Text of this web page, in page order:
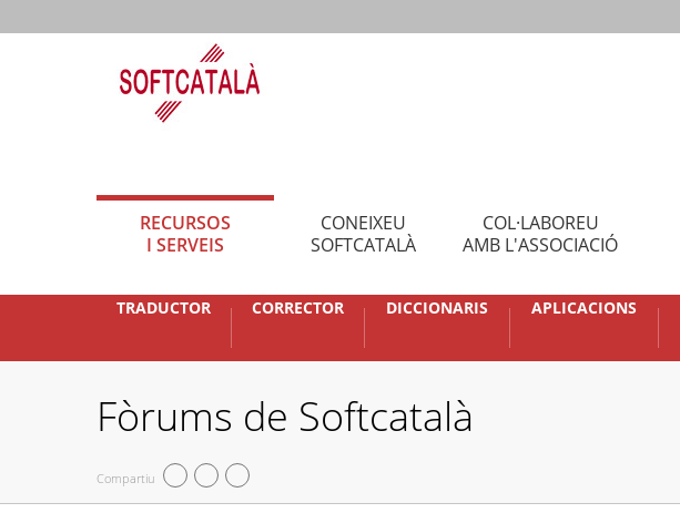
RECURSOS
I SERVEIS
CONEIXEU
SOFTCATALÀ
COL·LABOREU
AMB L'ASSOCIACIÓ
TRADUCTOR CORRECTOR DICCIONARIS APLICACIONS
Fòrums de Softcatalà
Compartiu